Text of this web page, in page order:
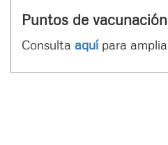
Puntos de
Consulta aquí para